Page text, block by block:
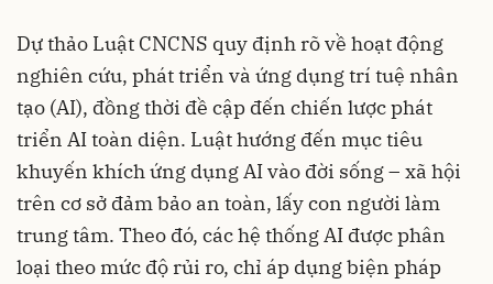
Dự thảo Luật CNCNS quy định rõ về hoạt động
nghiên cứu, phát triển và ứng dụng trí tuệ nhân
tạo (AI), đồng thời đề cập đến chiến lược phát
triển AI toàn diện. Luật hướng đến mục tiêu
khuyến khích ứng dụng AI vào đời sống – xã hội
trên cơ sở đảm bảo an toàn, lấy con người làm
trung tâm. Theo đó, các hệ thống AI được phân
loại theo mức độ rủi ro, chỉ áp dụng biện pháp